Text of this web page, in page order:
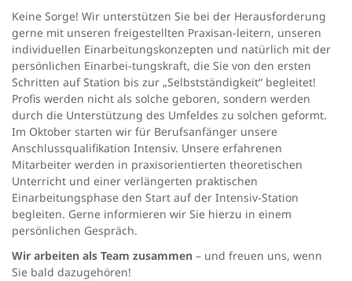
Keine Sorge! Wir unterstützen Sie bei der Herausforderung
gerne mit unseren freigestellten Praxisan-leitern, unseren
individuellen Einarbeitungskonzepten und natürlich mit der
persönlichen Einarbei-tungskraft, die Sie von den ersten
Schritten auf Station bis zur „Selbstständigkeit“ begleitet!
Profis werden nicht als solche geboren, sondern werden
durch die Unterstützung des Umfeldes zu solchen geformt.
Im Oktober starten wir für Berufsanfänger unsere
Anschlussqualifikation Intensiv. Unsere erfahrenen
Mitarbeiter werden in praxisorientierten theoretischen
Unterricht und einer verlängerten praktischen
Einarbeitungsphase den Start auf der Intensiv-Station
begleiten. Gerne informieren wir Sie hierzu in einem
persönlichen Gespräch.
Wir arbeiten als Team zusammen – und freuen uns, wenn
Sie bald dazugehören!